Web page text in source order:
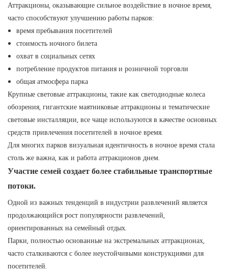
Аттракционы, оказывающие сильное воздействие в ночное время,
часто способствуют улучшению работы парков:
время пребывания посетителей
стоимость ночного билета
охват в социальных сетях
потребление продуктов питания и розничной торговли
общая атмосфера парка
Крупные световые аттракционы, такие как светодиодные колеса
обозрения, гигантские маятниковые аттракционы и тематические
световые инсталляции, все чаще используются в качестве основных
средств привлечения посетителей в ночное время.
Для многих парков визуальная идентичность в ночное время стала
столь же важна, как и работа аттракционов днем.
Участие семей создает более стабильные транспортные
потоки.
Одной из важных тенденций в индустрии развлечений является
продолжающийся рост популярности развлечений,
ориентированных на семейный отдых.
Парки, полностью основанные на экстремальных аттракционах,
часто сталкиваются с более неустойчивыми конструкциями для
посетителей.